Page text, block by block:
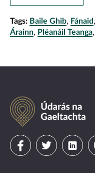
Tags: Baile Ghib, Fánaid,
Árainn, Pléanáil Teanga,
Údarás
na
Gaeltachta
VisitVisit